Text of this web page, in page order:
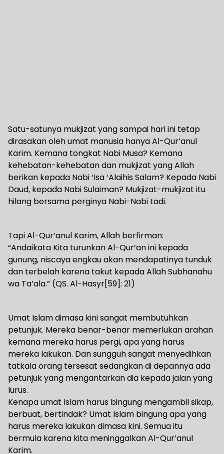
Satu-satunya mukjizat yang sampai hari ini tetap
dirasakan oleh umat manusia hanya Al-Qur’anul
Karim. Kemana tongkat Nabi Musa? Kemana
kehebatan-kehebatan dan mukjizat yang Allah
berikan kepada Nabi ‘Isa ‘Alaihis Salam? Kepada Nabi
Daud, kepada Nabi Sulaiman? Mukjizat-mukjizat itu
hilang bersama perginya Nabi-Nabi tadi.
Tapi Al-Qur’anul Karim, Allah berfirman:
“Andaikata Kita turunkan Al-Qur’an ini kepada
gunung, niscaya engkau akan mendapatinya tunduk
dan terbelah karena takut kepada Allah Subhanahu
wa Ta’ala.” (QS. Al-Hasyr[59]: 21)
Umat Islam dimasa kini sangat membutuhkan
petunjuk. Mereka benar-benar memerlukan arahan
kemana mereka harus pergi, apa yang harus
mereka lakukan. Dan sungguh sangat menyedihkan
tatkala orang tersesat sedangkan di depannya ada
petunjuk yang mengantarkan dia kepada jalan yang
lurus.
Kenapa umat Islam harus bingung mengambil sikap,
berbuat, bertindak? Umat Islam bingung apa yang
harus mereka lakukan dimasa kini. Semua itu
bermula karena kita meninggalkan Al-Qur’anul
Karim.